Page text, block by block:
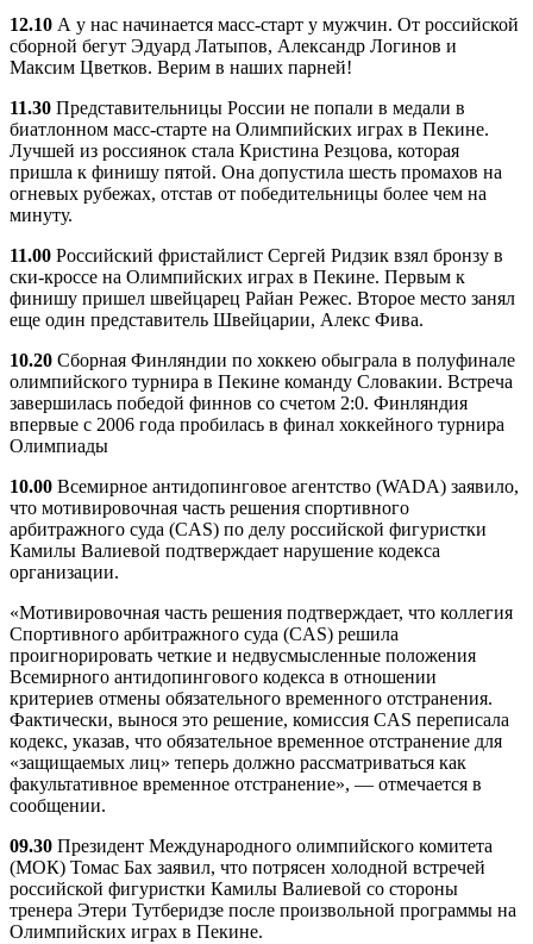
12.10 А у нас начинается масс-старт у мужчин. От российской
сборной бегут Эдуард Латыпов, Александр Логинов и
Максим Цветков. Верим в наших парней!
11.30 Представительницы России не попали в медали в
биатлонном масс-старте на Олимпийских играх в Пекине.
Лучшей из россиянок стала Кристина Резцова, которая
пришла к финишу пятой. Она допустила шесть промахов на
огневых рубежах, отстав от победительницы более чем на
минуту.
11.00 Российский фристайлист Сергей Ридзик взял бронзу в
ски-кроссе на Олимпийских играх в Пекине. Первым к
финишу пришел швейцарец Райан Режес. Второе место занял
еще один представитель Швейцарии, Алекс Фива.
10.20 Сборная Финляндии по хоккею обыграла в полуфинале
олимпийского турнира в Пекине команду Словакии. Встреча
завершилась победой финнов со счетом 2:0. Финляндия
впервые с 2006 года пробилась в финал хоккейного турнира
Олимпиады
10.00 Всемирное антидопинговое агентство (WADA) заявило,
что мотивировочная часть решения спортивного
арбитражного суда (CAS) по делу российской фигуристки
Камилы Валиевой подтверждает нарушение кодекса
организации.
«Мотивировочная часть решения подтверждает, что коллегия
Спортивного арбитражного суда (CAS) решила
проигнорировать четкие и недвусмысленные положения
Всемирного антидопингового кодекса в отношении
критериев отмены обязательного временного отстранения.
Фактически, вынося это решение, комиссия CAS переписала
кодекс, указав, что обязательное временное отстранение для
«защищаемых лиц» теперь должно рассматриваться как
факультативное временное отстранение», — отмечается в
сообщении.
09.30 Президент Международного олимпийского комитета
(МОК) Томас Бах заявил, что потрясен холодной встречей
российской фигуристки Камилы Валиевой со стороны
тренера Этери Тутберидзе после произвольной программы на
Олимпийских играх в Пекине.